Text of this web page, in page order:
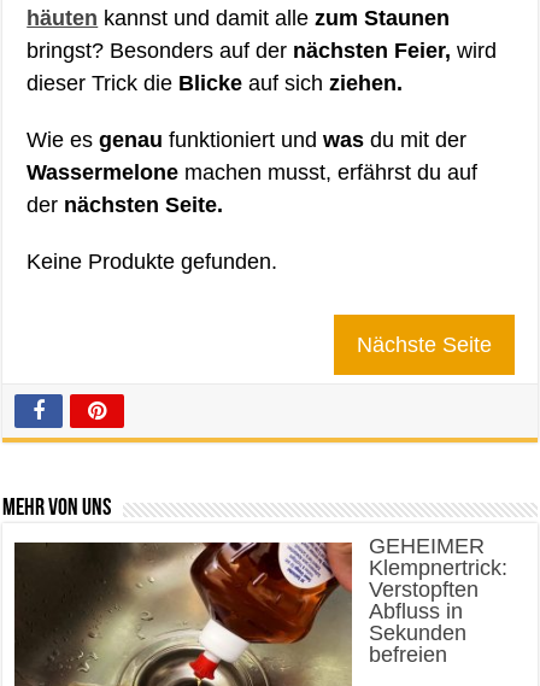
häuten kannst und damit allezum Staunen
bringst? Besonders auf der nächsten Feier, wird
dieser Trick die Blicke auf sichziehen.
Wie esgenau funktioniert undwas du mit der
Wassermelone machen musst, erfährst du auf
der nächsten Seite.
Keine Produkte gefunden.
Nächste Seite
Mehr von uns
GEHEIMER
Klempnertrick:
Verstopften
Abfluss in
Sekunden
befreien